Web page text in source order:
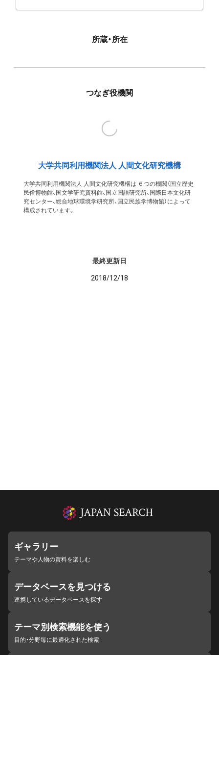
所蔵・所在
つなぎ役機関
大学共同利用機関法人 人間文化研究機構
大学共同利用機関法人 人間文化研究機構は ６つの機関（国立歴史
民俗博物館、国文学研究資料館、国立国語研究所、国際日本文化研
究センター、総合地球環境学研究所、国立民族学博物館）によって
構成されています。
最終更新日
2018/12/18
ギャラリー
テーマや人物の資料を楽しむ
データベースを見つける
連携しているデータベースを探す
テーマ別検索機能を使う
目的・分野毎に最適化された検索